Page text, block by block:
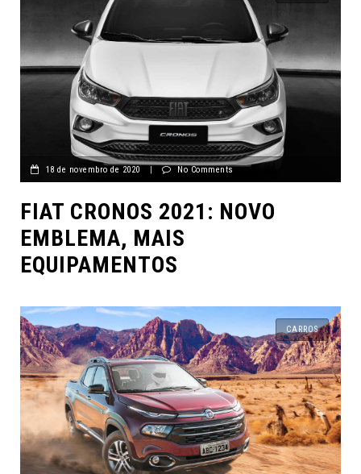
18 de novembro de 2020 No Comments
FIAT CRONOS 2021: NOVO
EMBLEMA, MAIS
EQUIPAMENTOS
CARROS